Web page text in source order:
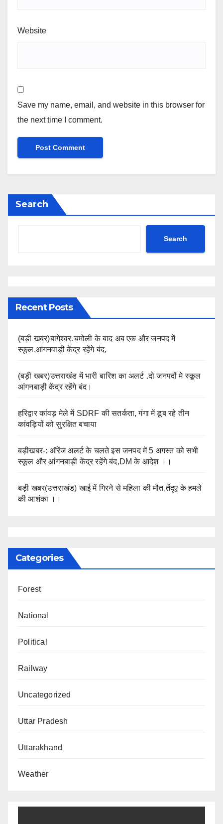
Website
Save my name, email, and website in this browser for
the next time I comment.
Search
Search
Recent Posts
(बड़ी खबर)बागेश्वर.चमोली के बाद अब एक और जनपद में
स्कूल,आंगनवाड़ी केंद्र रहेंगे बंद,
(बड़ी खबर)उत्तराखंड में भारी बारिश का अलर्ट .दो जनपदों मे स्कूल
आंगनबाड़ी केंद्र रहेंगे बंद।
हरिद्वार कांवड़ मेले में SDRF की सतर्कता, गंगा में डूब रहे तीन
कांवड़ियों को सुरक्षित बचाया
बड़ीखबर-: ऑरेंज अलर्ट के चलते इस जनपद में 5 अगस्त को सभी
स्कूल और आंगनबाड़ी केंद्र रहेंगे बंद,DM के आदेश ।।
बड़ी खबर(उत्तराखंड) खाई में गिरने से महिला की मौत,तेंदूए के हमले
की आशंका ।।
Categories
Forest
National
Political
Railway
Uncategorized
Uttar Pradesh
Uttarakhand
Weather